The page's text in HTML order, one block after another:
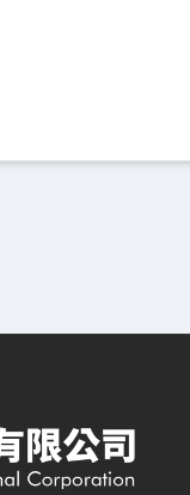
覽與聯絡方式